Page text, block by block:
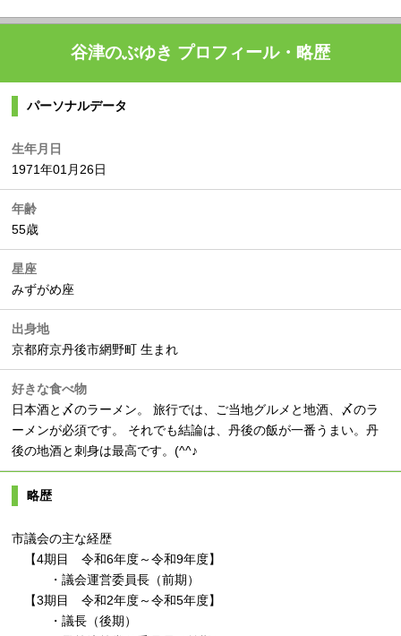
谷津のぶゆき プロフィール・略歴
パーソナルデータ
生年月日
1971年01月26日
年齢
55歳
星座
みずがめ座
出身地
京都府京丹後市網野町 生まれ
好きな食べ物
日本酒と〆のラーメン。 旅行では、ご当地グルメと地酒、〆のラ
ーメンが必須です。 それでも結論は、丹後の飯が一番うまい。丹
後の地酒と刺身は最高です。(^^♪
略歴
市議会の主な経歴
【4期目 令和6年度～令和9年度】
・議会運営委員長（前期）
【3期目 令和2年度～令和5年度】
・議長（後期）